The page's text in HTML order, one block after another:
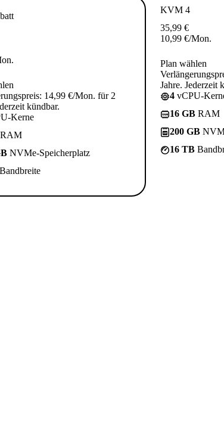
14,99 €/Mon. für 2
kündbar.
Kerne
RAM
NVMe-Speicherplatz
Bandbreite
KVM 4
35,99 €
10,99 €/Mon.
Plan wählen
Jahre. Jederzeit
4 vCPU-
16 GB RAM
200 GB
16 TB